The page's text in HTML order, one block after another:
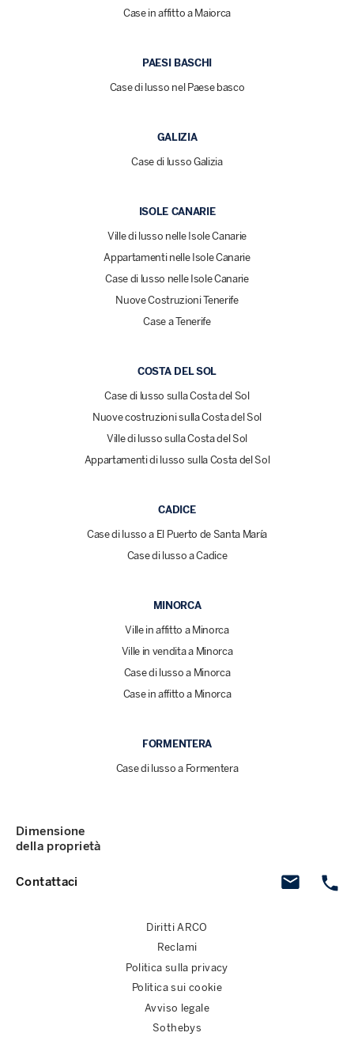
Case in affitto a Maiorca
PAESI BASCHI
Case di lusso nel Paese basco
GALIZIA
Case di lusso Galizia
ISOLE CANARIE
Ville di lusso nelle Isole Canarie
Appartamenti nelle Isole Canarie
Case di lusso nelle Isole Canarie
Nuove Costruzioni Tenerife
Case a Tenerife
COSTA DEL SOL
Case di lusso sulla Costa del Sol
Nuove costruzioni sulla Costa del Sol
Ville di lusso sulla Costa del Sol
Appartamenti di lusso sulla Costa del Sol
CADICE
Case di lusso a El Puerto de Santa María
Case di lusso a Cadice
MINORCA
Ville in affitto a Minorca
Ville in vendita a Minorca
Case di lusso a Minorca
Case in affitto a Minorca
FORMENTERA
Case di lusso a Formentera
Contattaci
Dimensione
della proprietà
Diritti ARCO
Reclami
Politica sulla privacy
Politica sui cookie
Avviso legale
Sothebys